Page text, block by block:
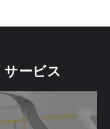
サービス